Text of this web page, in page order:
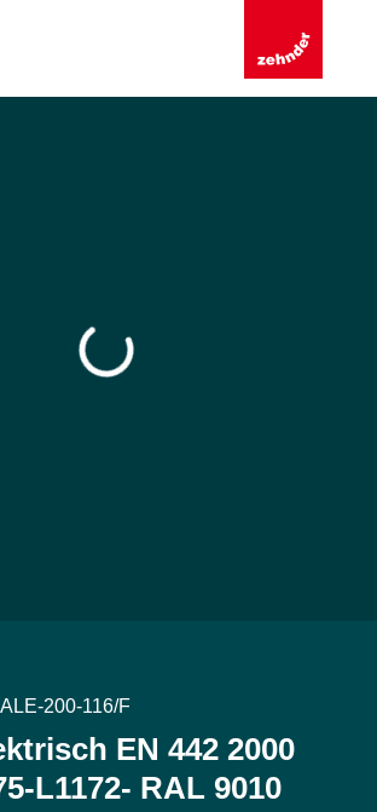
200-116/F
EN 442 2000
L1172- RAL 9010